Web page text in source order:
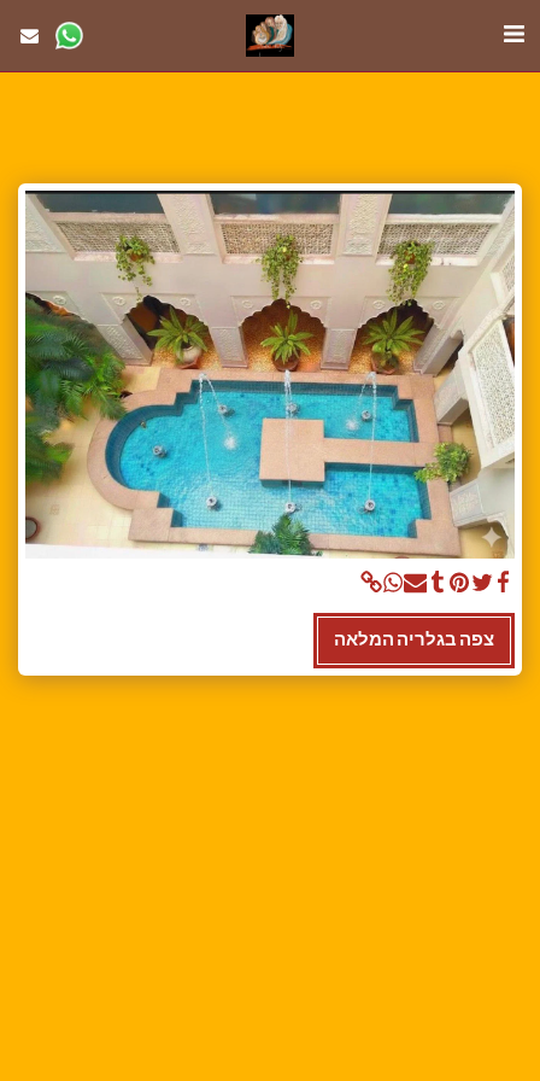
צפה בגלריה המלאה